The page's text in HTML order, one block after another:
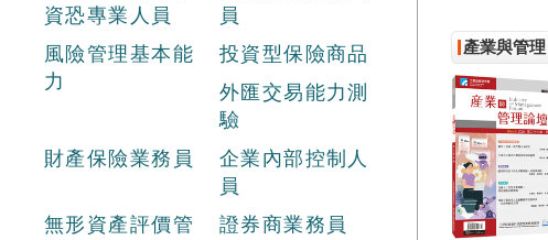
資恐專業人員
員
風險管理基本能
力
投資型保險商品
外匯交易能力測
驗
財產保險業務員
企業內部控制人
員
無形資產評價管
證券商業務員
產業與管理